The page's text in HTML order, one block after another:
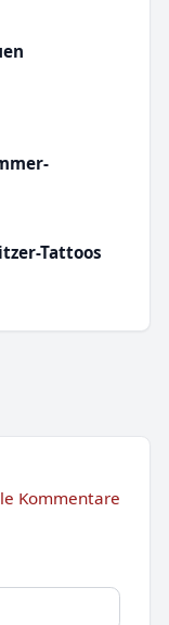
Tattoos
Kommentare